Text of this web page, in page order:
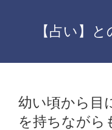
【占い】
幼い頃から目
を持ちながら